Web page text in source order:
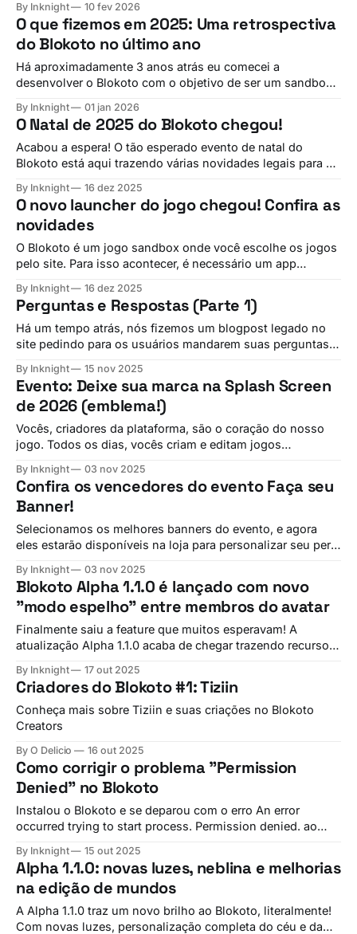
Vamos acompanhar todas as mudanças que chegarão
nessa mega-atualização com foco em melhorar a
infraestrutura do jogo e em adicionar funcionalidades
inovadoras ao jogo! E não apenas isso,
By Inknight 10 fev 2026
O que fizemos em 2025: Uma retrospectiva
do Blokoto no último ano
Há aproximadamente 3 anos atrás eu comecei a
desenvolver o Blokoto com o objetivo de ser um sandbox
apontado pelas comunidades de outros sandbox. Hoje, o
projeto completa mais um ano de desenvolvimento, com
diversas funcionalidades super legais sendo adicionadas
ao longo
By Inknight 01 jan 2026
O Natal de 2025 do Blokoto chegou!
Acabou a espera! O tão esperado evento de natal do
Blokoto está aqui trazendo várias novidades legais para o
frente de sua lareira enquanto olha pela neve na janela...
brincadeira! Estamos no Brasil! Já que tomar chocolate
quente nesse calor pode
By Inknight 16 dez 2025
O novo launcher do jogo chegou! Confira as
novidades
O Blokoto é um jogo sandbox onde você escolhe os jogos
pelo site. Para isso acontecer, é necessário um app
computador. Esse app intermediário é a janelinha que
aparece antes do jogo abrir, o launcher. E hoje, nós
estamos lançando
By Inknight 16 dez 2025
Perguntas e Respostas (Parte 1)
Há um tempo atrás, nós fizemos um blogpost legado no
site pedindo para os usuários mandarem suas perguntas
um vídeo sobre o jogo, mas eu decidi fazer um novo
blogpost respondendo todo mundo. Talvez eu venha fazer
alguns vídeos curtos de
By Inknight 15 nov 2025
Evento: Deixe sua marca na Splash Screen
de 2026 (emblema!)
Vocês, criadores da plataforma, são o coração do nosso
jogo. Todos os dias, vocês criam e editam jogos
se expressar no Blokoto. Por isso, gostaríamos de vos
chamar para deixar sua marca no launcher também. Há um
tempo atrás, nós fizemos um
By Inknight 03 nov 2025
Confira os vencedores do evento Faça seu
Banner!
Selecionamos os melhores banners do evento, e agora
eles estarão disponíveis na loja para personalizar seu perfil
Banner Store - BlokotoBlokoto: The Online Sandbox 2º
Lugar: The Arkheopolis, por equalizer2005 The
Arkheopolis - Banner Store - BlokotoBlokoto: The Online
Sandbox 3º
By Inknight 03 nov 2025
Blokoto Alpha 1.1.0 é lançado com novo
"modo espelho" entre membros do avatar
Finalmente saiu a feature que muitos esperavam! A
atualização Alpha 1.1.0 acaba de chegar trazendo recursos
e experimenta o jogo desde o primeiro segundo. Modo
Espelho: Simetria Perfeita na Criação de Avatares A grande
estrela desta atualização é
By Inknight 17 out 2025
Criadores do Blokoto #1: Tiziin
Conheça mais sobre Tiziin e suas criações no Blokoto
Creators
By O Delicio 16 out 2025
Como corrigir o problema "Permission
Denied" no Blokoto
Instalou o Blokoto e se deparou com o erro An error
occurred trying to start process. Permission denied. ao
permissão negada na hora de jogar Blokoto em sistemas
operacionais Linux é algo muito fácil e rápido de se fazer.
Solução 1:
By Inknight 15 out 2025
Alpha 1.1.0: novas luzes, neblina e melhorias
na edição de mundos
A Alpha 1.1.0 traz um novo brilho ao Blokoto, literalmente!
Com novas luzes, personalização completa do céu e da